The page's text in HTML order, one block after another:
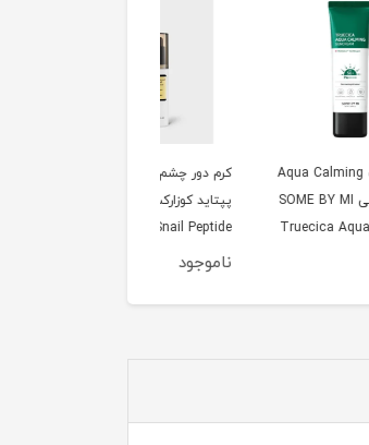
کرم دور چشم حلزون و
پپتاید کوزارکس COSRX
Advanced Snail Peptide
Eye Cream 25ml
+ALPHA-ARBUTIN